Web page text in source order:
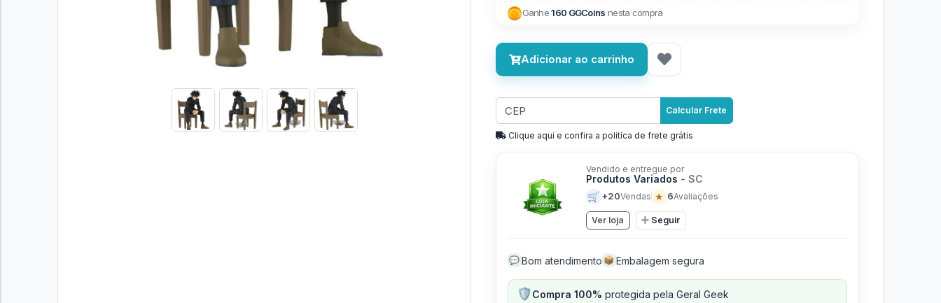
Ganhe160 GGCoins nesta compra
Adicionar ao carrinho
Calcular Frete
Clique aqui e confira a politíca de frete grátis
Vendido e entregue por
Produtos Variados - SC
🛒 +20Vendas ★ 6Avaliações
Ver loja Seguir
💬 Bom atendimento 📦 Embalagem segura
🛡️Compra 100% protegida pela Geral Geek